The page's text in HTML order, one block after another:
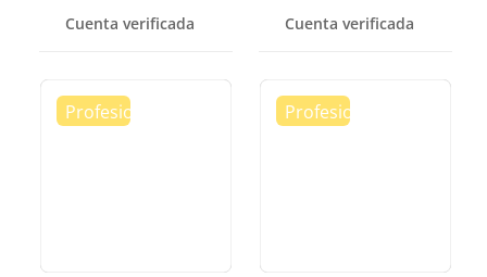
Cuenta verificada
pulgadas
Cuenta verificada